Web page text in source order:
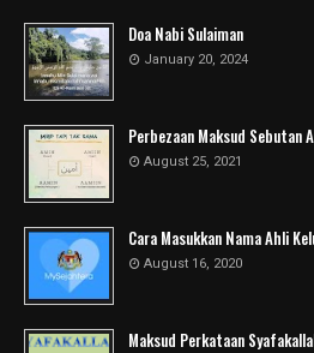
Doa Nabi Sulaiman
January 20, 2024
Perbezaan Maksud Sebutan
August 25, 2021
Cara Masukkan Nama Ahli
August 16, 2020
Maksud Perkataan